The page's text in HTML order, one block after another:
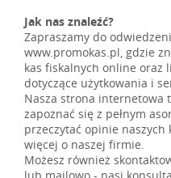
Jak nas znaleźć?
Zapraszamy do
www.promokas.pl, gdzie
kas fiskalnych online oraz
dotyczące użytkowania i
Nasza strona internetowa
zapoznać się z pełnym
przeczytać opinie
więcej o naszej firmie.
Możesz również